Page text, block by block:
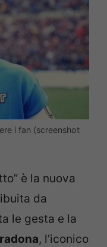
i fan (screenshot
è la nuova
da
le gesta e la
, l’iconico